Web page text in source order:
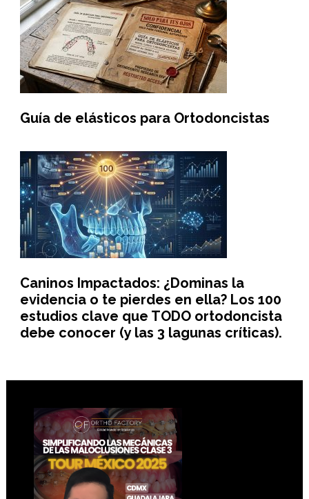
Guía de elásticos para Ortodoncistas
Caninos Impactados: ¿Dominas la
evidencia o te pierdes en ella? Los 100
estudios clave que TODO ortodoncista
debe conocer (y las 3 lagunas críticas).
Footer